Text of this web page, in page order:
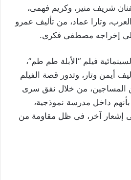
شريف منير، وكريم فهمى،
وتارا عماد، من تأليف عمرو
إخراجه مصطفى فكرى.
فيلم “الأبلة طم طم”،
أيمن وتار، وتدور قصة الفيلم
من خلال نفق سرى
داخل مدرسة نموذجية،
إشعار آخر، فى ظل مقاومة من